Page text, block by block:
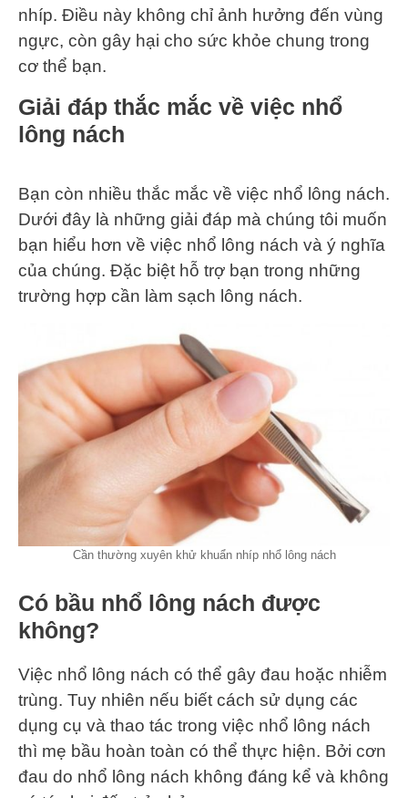
nhíp. Điều này không chỉ ảnh hưởng đến vùng
ngực, còn gây hại cho sức khỏe chung trong
cơ thể bạn.
Giải đáp thắc mắc về việc nhổ
lông nách
Bạn còn nhiều thắc mắc về việc nhổ lông nách.
Dưới đây là những giải đáp mà chúng tôi muốn
bạn hiểu hơn về việc nhổ lông nách và ý nghĩa
của chúng. Đặc biệt hỗ trợ bạn trong những
trường hợp cần làm sạch lông nách.
Cần thường xuyên khử khuẩn nhíp nhổ lông nách
Có bầu nhổ lông nách được
không?
Việc nhổ lông nách có thể gây đau hoặc nhiễm
trùng. Tuy nhiên nếu biết cách sử dụng các
dụng cụ và thao tác trong việc nhổ lông nách
thì mẹ bầu hoàn toàn có thể thực hiện. Bởi cơn
đau do nhổ lông nách không đáng kể và không